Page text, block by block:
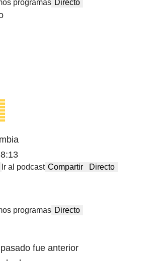
programas Directo
Ir al podcast Compartir Directo
programas Directo
fue anterior